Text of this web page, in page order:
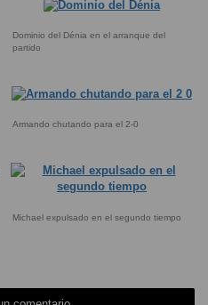
Dominio del Dénia en el arranque del
partido
Armando chutando para el 2-0
Michael expulsado en el segundo tiempo